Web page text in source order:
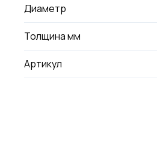
Диаметр
Толщина мм
Артикул